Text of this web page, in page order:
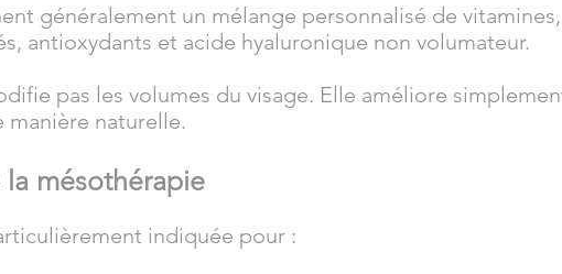
généralement un mélange personnalisé de vitamines,
antioxydants et acide hyaluronique non volumateur.
pas les volumes du visage. Elle améliore
manière naturelle.
mésothérapie
indiquée pour :